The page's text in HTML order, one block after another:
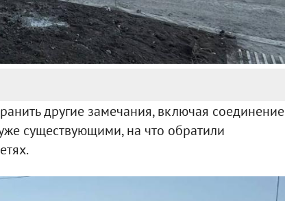
другие замечания, включая соединение
существующими, на что обратили